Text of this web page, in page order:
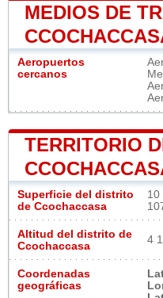
MEDIOS DE
Aeropuertos
cercanos
TERRITORIO
Superficie del distrito
de Ccochaccasa
10
Altitud del distrito de
Ccochaccasa
4
Coordenadas
geográficas